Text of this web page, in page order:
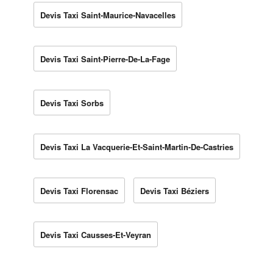
Devis Taxi Saint-Maurice-Navacelles
Devis Taxi Saint-Pierre-De-La-Fage
Devis Taxi Sorbs
Devis Taxi La Vacquerie-Et-Saint-Martin-De-Castries
Devis Taxi Florensac Devis Taxi Béziers
Devis Taxi Causses-Et-Veyran